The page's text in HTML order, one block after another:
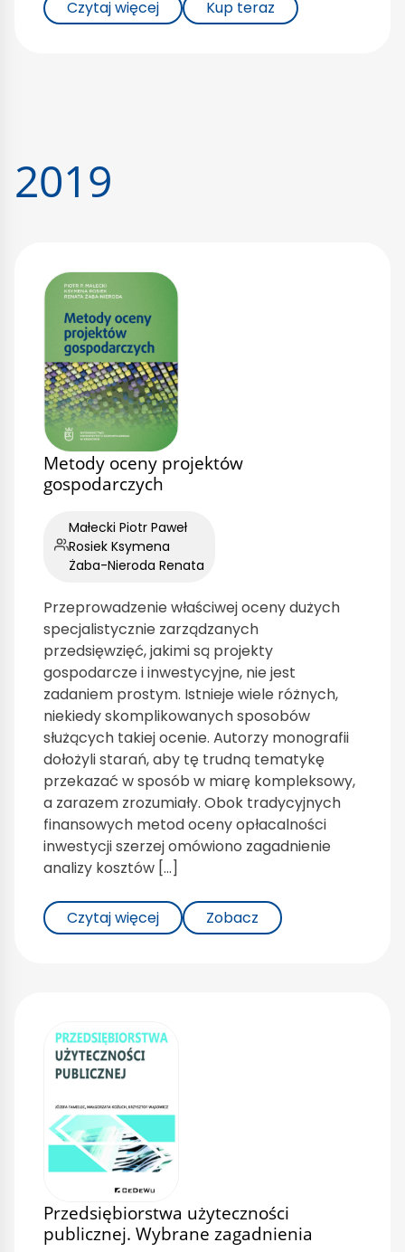
Czytaj więcej Kup teraz
2019
Metody oceny projektów
gospodarczych
Małecki Piotr Paweł
Rosiek Ksymena
Żaba-Nieroda Renata
Przeprowadzenie właściwej oceny dużych
specjalistycznie zarządzanych
przedsięwzięć, jakimi są projekty
gospodarcze i inwestycyjne, nie jest
zadaniem prostym. Istnieje wiele różnych,
niekiedy skomplikowanych sposobów
służących takiej ocenie. Autorzy monografii
dołożyli starań, aby tę trudną tematykę
przekazać w sposób w miarę kompleksowy,
a zarazem zrozumiały. Obok tradycyjnych
finansowych metod oceny opłacalności
inwestycji szerzej omówiono zagadnienie
analizy kosztów […]
Czytaj więcej Zobacz
Przedsiębiorstwa użyteczności
publicznej. Wybrane zagadnienia